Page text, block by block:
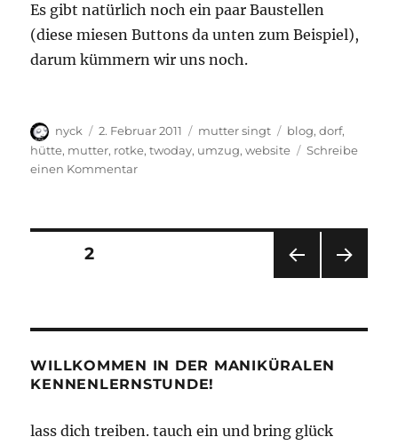
Es gibt natürlich noch ein paar Baustellen
(diese miesen Buttons da unten zum Beispiel),
darum kümmern wir uns noch.
Autor
nyck
Veröffentlicht
am
2. Februar 2011 Kategorien
mutter singt Schlagwörter
blog,dorf,
hütte, mutter, rotke,twoday, umzug,website
Schreibe
einen Kommentarzu
Seitennummerierung
Beiträge
SEIT
E
SEITE2
E
WILLKOMMEN IN DER MANIKÜRALEN
KENNENLERNSTUNDE!
lass dich treiben. tauch ein und bring glück